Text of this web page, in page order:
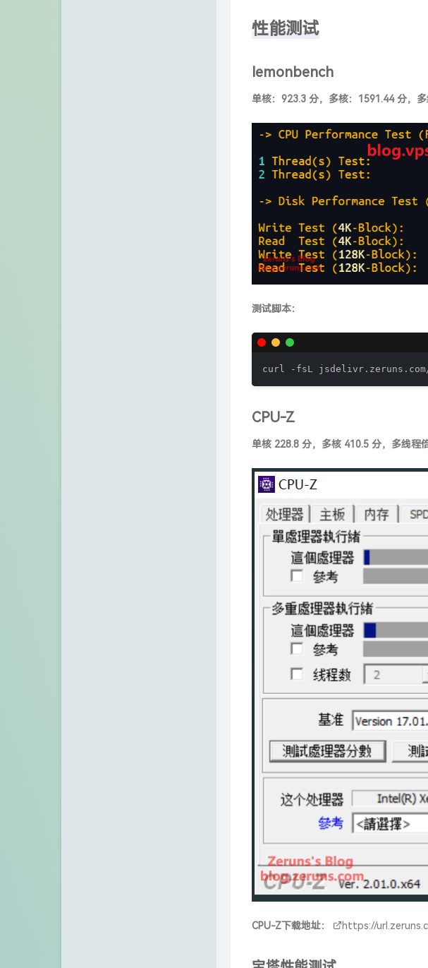
性能测试
lemonbench
单核：923.3 分，多核：1591.44 分，
测试脚本：
curl -fsL jsdelivr.zeruns.com/
CPU-Z
单核 228.8 分，多核 410.5 分，多线程
CPU-Z下载地址： https://